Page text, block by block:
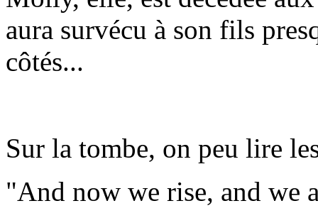
aura survécu à son fils
côtés...
Sur la tombe, on peu lire
"And now we rise, and we